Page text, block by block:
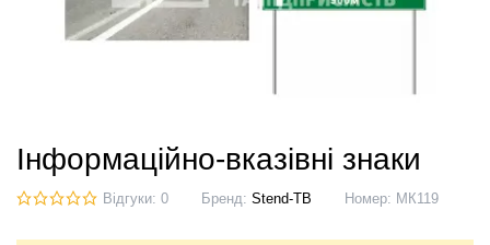
Інформаційно-вказівні знаки
Відгуки: 0 Бренд: Stend-TB Номер: МК119